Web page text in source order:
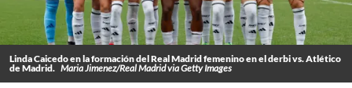
Linda Caicedo en la formación del Real Madrid femenino en el derbi vs. Atlético
de Madrid. Maria Jimenez/Real Madrid via Getty Images